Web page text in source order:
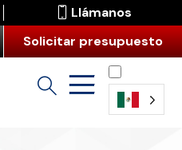
Llámanos
Solicitar presupuesto